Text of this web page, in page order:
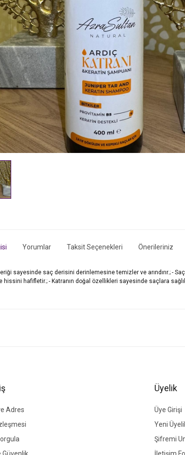
Yorumlar Taksit Seçenekleri Önerileriniz
sayesinde saç derisini derinlemesine temizler ve arındırır.; -
hissini hafifletir.; - Katranın doğal özellikleri sayesinde saçlara
diğer sitelerden daha pahalı.
benzer farklı alternatifler olmalı.
Adres
Üyelik
Üye Girişi
Yeni
Şifremi